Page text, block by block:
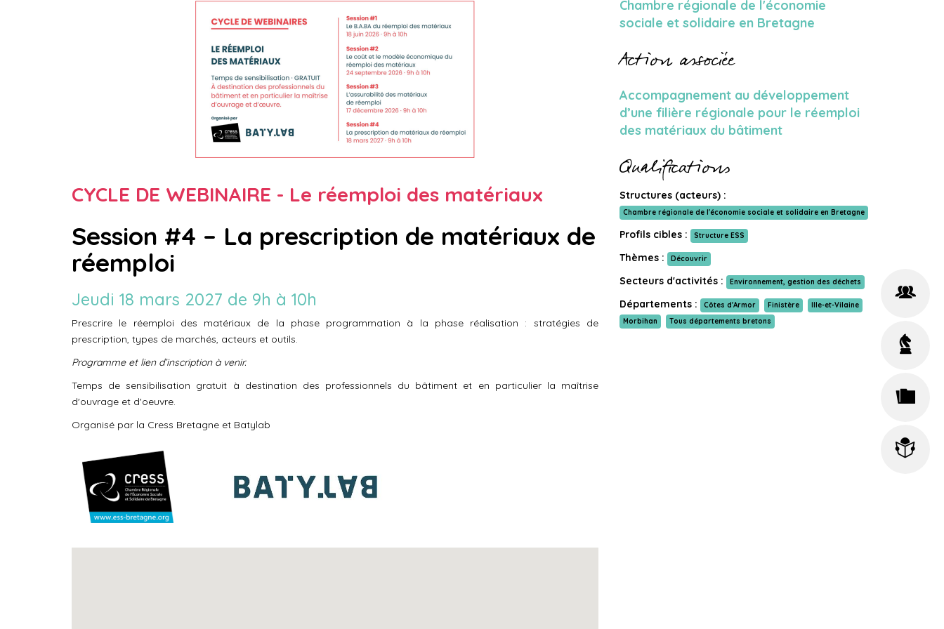
CYCLE DE WEBINAIRE - Le réemploi des matériaux
Session #4 – La prescription de matériaux de
réemploi
Jeudi 18 mars 2027 de 9h à 10h
Prescrire le réemploi des matériaux de la phase programmation à la phase réalisation : stratégies de
prescription, types de marchés, acteurs et outils.
Programme et lien d’inscription à venir.
Temps de sensibilisation gratuit à destination des professionnels du bâtiment et en particulier la maîtrise
d'ouvrage et d'oeuvre.
Organisé par la Cress Bretagne et Batylab
Chambre régionale de l'économie
sociale et solidaire en Bretagne
Action associée
Accompagnement au développement
d’une filière régionale pour le réemploi
des matériaux du bâtiment
Qualifications
Structures (acteurs) :
Chambre régionale de l'économie sociale et solidaire en Bretagne
Profils cibles : Structure ESS
Thèmes : Découvrir
Secteurs d'activités : Environnement, gestion des déchets
Départements : Côtes d'Armor Finistère
Ille-et-Vilaine
Morbihan
Tous départements bretons